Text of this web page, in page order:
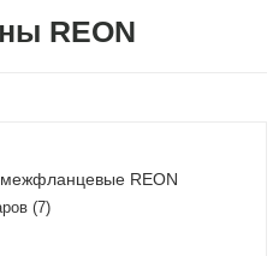
REON
REON
(7)